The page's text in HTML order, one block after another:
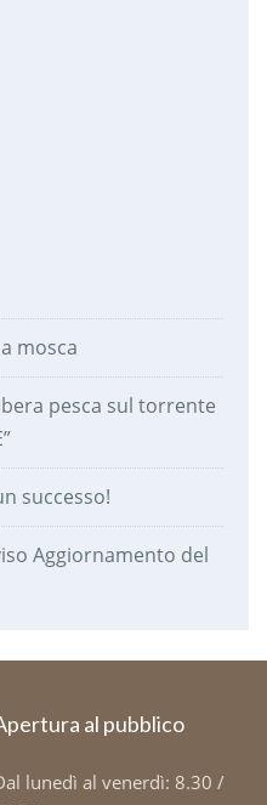
mosca
pesca sul torrente
successo!
Aggiornamento del
al pubblico
lunedì al venerdì: 8.30 /